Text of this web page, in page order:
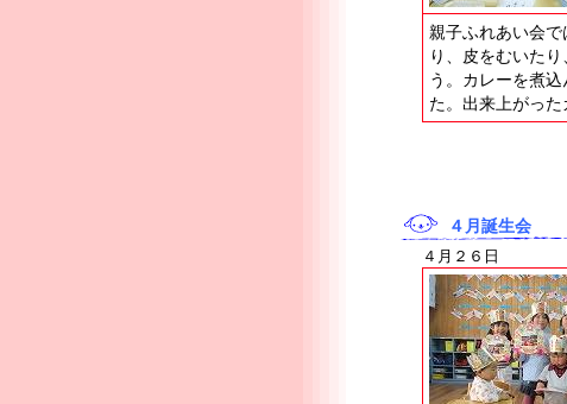
親子ふれあい会
り、皮をむいた
う。カレーを煮
た。出来上がった
４月誕生会
４月２６日